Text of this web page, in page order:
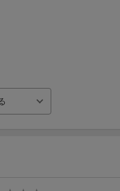
向け発信する音楽パフォ
曲一曲が歌劇になってい
命名。
ー、ラップ、ポップなど
の世界観を表現する。
~」 公演音源